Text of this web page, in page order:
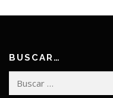
BUSCAR…